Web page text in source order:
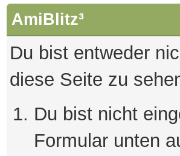
AmiBlitz³
Du bist entweder
diese Seite zu
Du bist nicht
Formular unten